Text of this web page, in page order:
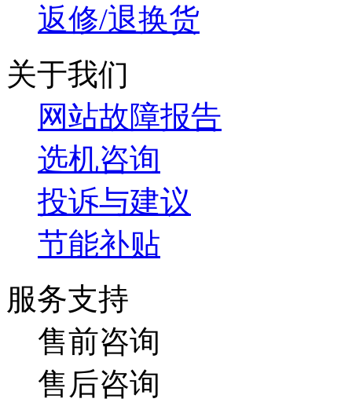
返修/退换货
关于我们
网站故障报告
选机咨询
投诉与建议
节能补贴
服务支持
售前咨询
售后咨询